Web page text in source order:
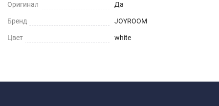
Оригинал Да
Бренд JOYROOM
Цвет white